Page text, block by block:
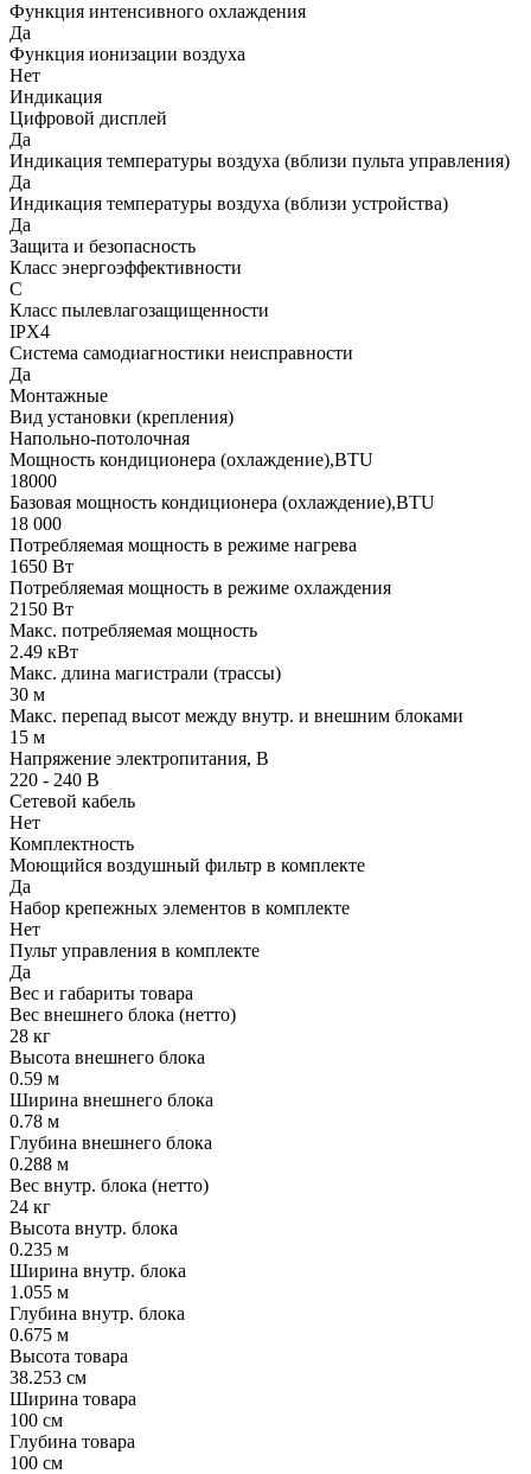
Функция интенсивного охлаждения
Да
Функция ионизации воздуха
Нет
Индикация
Цифровой дисплей
Да
Индикация температуры воздуха (вблизи пульта управления)
Да
Индикация температуры воздуха (вблизи устройства)
Да
Защита и безопасность
Класс энергоэффективности
C
Класс пылевлагозащищенности
IPX4
Система самодиагностики неисправности
Да
Монтажные
Вид установки (крепления)
Напольно-потолочная
Мощность кондиционера (охлаждение),BTU
18000
Базовая мощность кондиционера (охлаждение),BTU
18 000
Потребляемая мощность в режиме нагрева
1650 Вт
Потребляемая мощность в режиме охлаждения
2150 Вт
Макс. потребляемая мощность
2.49 кВт
Макс. длина магистрали (трассы)
30 м
Макс. перепад высот между внутр. и внешним блоками
15 м
Напряжение электропитания, В
220 - 240 В
Сетевой кабель
Нет
Комплектность
Моющийся воздушный фильтр в комплекте
Да
Набор крепежных элементов в комплекте
Нет
Пульт управления в комплекте
Да
Вес и габариты товара
Вес внешнего блока (нетто)
28 кг
Высота внешнего блока
0.59 м
Ширина внешнего блока
0.78 м
Глубина внешнего блока
0.288 м
Вес внутр. блока (нетто)
24 кг
Высота внутр. блока
0.235 м
Ширина внутр. блока
1.055 м
Глубина внутр. блока
0.675 м
Высота товара
38.253 см
Ширина товара
100 см
Глубина товара
100 см